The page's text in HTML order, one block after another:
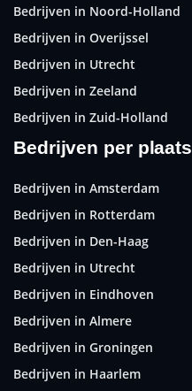
Bedrijven in Noord-Holland
Bedrijven in Overijssel
Bedrijven in Utrecht
Bedrijven in Zeeland
Bedrijven in Zuid-Holland
Bedrijven per plaats
Bedrijven in Amsterdam
Bedrijven in Rotterdam
Bedrijven in Den-Haag
Bedrijven in Utrecht
Bedrijven in Eindhoven
Bedrijven in Almere
Bedrijven in Groningen
Bedrijven in Haarlem